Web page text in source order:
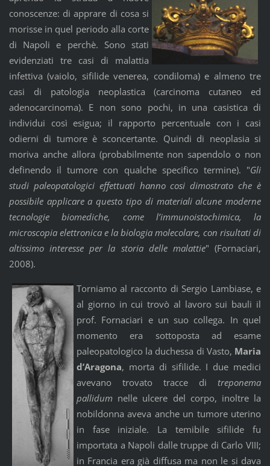
conoscenze: di apprare di cosa si
morisse in quel periodo alla corte
di Napoli e perchè. Sono stati
evidenziati tre casi di malattia
infettiva (vaiolo, sifilide venerea, condiloma) e almeno tre
casi di patologia neoplastica (carcinoma cutaneo ed
adenocarcinoma). E non sono pochi, in una casistica di
individui così esigua; il rapporto percentuale con i casi
odierni di tumore è sconcertante. Quindi di neoplasia si
moriva anche allora (probabilmente non sapendolo o non
definendo il tumore con qualche specifico termine). "Gli
studi paleopatolo­gici effettuati hanno cosi dimostrato che è
possibile applicare a questo tipo di materiali alcune moderne
tecno­logie biomediche, come l’immunoistochimica, la
microscopia elet­tronica e la biologia molecolare, con risultati di
altissimo interesse per la storia delle malattie" (Fornaciari,
2008).
Torniamo al racconto di Sergio Lambiase, e
al giorno in cui trovò al lavoro sui bauli il
prof. Fornaciari e un suo collega. In quel
momento era sottoposta ad esame
paleopatologico la duchessa di Vasto, Maria
d’Aragona, morta di sifilide. I due medici
avevano trovato tracce di treponema
pallidum nelle ulcere del corpo, inoltre la
nobildonna aveva anche un tumore uterino
in fase iniziale. La temibile sifilide fu
importata a Napoli dalle truppe di Carlo VIII;
in Francia era già diffusa ma non le si dava